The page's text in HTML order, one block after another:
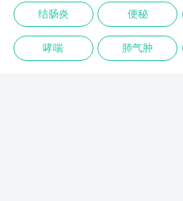
结肠炎 便秘
哮喘 肺气肿